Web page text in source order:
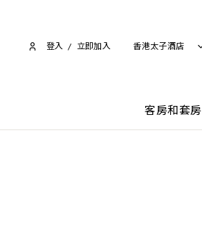
登入 / 立即加入​ 香港太子酒店
客房和套房